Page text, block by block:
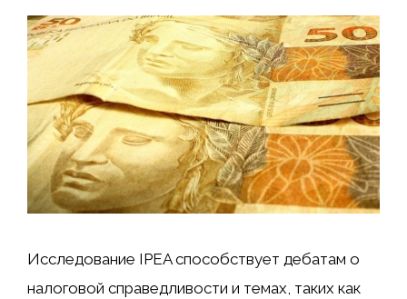
Исследование IPEA способствует дебатам о
налоговой справедливости и темах, таких как